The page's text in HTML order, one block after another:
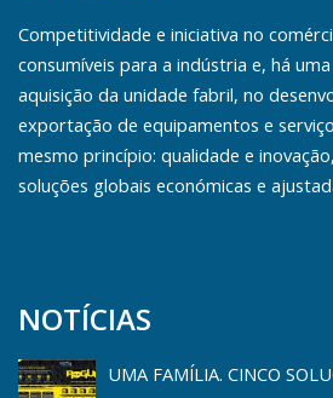
Competitividade e iniciativa no
consumíveis para a indústria e, há
aquisição da unidade fabril, no
exportação de equipamentos e
mesmo princípio: qualidade e
soluções globais económicas e
NOTÍCIAS
UMA FAMÍLIA. CINCO